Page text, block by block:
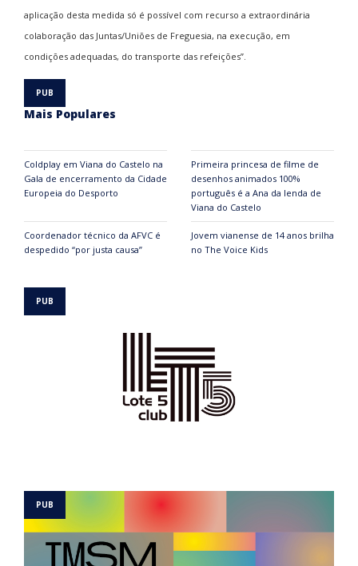
aplicação desta medida só é possível com recurso a extraordinária
colaboração das Juntas/Uniões de Freguesia, na execução, em
condições adequadas, do transporte das refeições”.
Mais Populares
Coldplay em Viana do Castelo na
Gala de encerramento da Cidade
Europeia do Desporto
Primeira princesa de filme de
desenhos animados 100%
português é a Ana da lenda de
Viana do Castelo
Coordenador técnico da AFVC é
despedido “por justa causa”
Jovem vianense de 14 anos brilha
no The Voice Kids